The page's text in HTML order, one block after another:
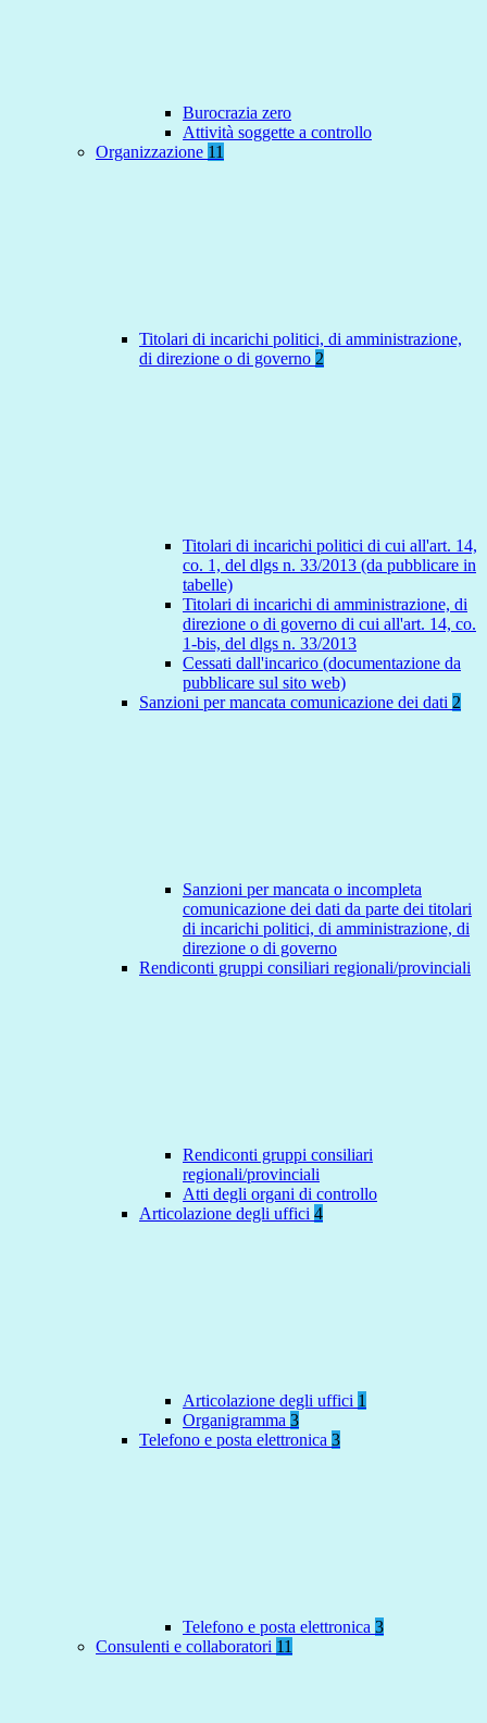
Burocrazia zero
Attività soggette a controllo
Organizzazione 11
Titolari di incarichi politici, di amministrazione,
di direzione o di governo 2
Titolari di incarichi politici di cui all'art. 14,
co. 1, del dlgs n. 33/2013 (da pubblicare in
tabelle)
Titolari di incarichi di amministrazione, di
direzione o di governo di cui all'art. 14, co.
1-bis, del dlgs n. 33/2013
Cessati dall'incarico (documentazione da
pubblicare sul sito web)
Sanzioni per mancata comunicazione dei dati 2
Sanzioni per mancata o incompleta
comunicazione dei dati da parte dei titolari
di incarichi politici, di amministrazione, di
direzione o di governo
Rendiconti gruppi consiliari regionali/provinciali
Rendiconti gruppi consiliari
regionali/provinciali
Atti degli organi di controllo
Articolazione degli uffici 4
Articolazione degli uffici 1
Organigramma 3
Telefono e posta elettronica 3
Telefono e posta elettronica 3
Consulenti e collaboratori 11